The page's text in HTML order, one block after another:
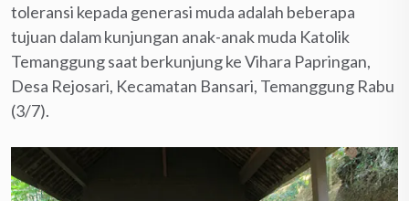
toleransi kepada generasi muda adalah beberapa
tujuan dalam kunjungan anak-anak muda Katolik
Temanggung saat berkunjung ke Vihara Papringan,
Desa Rejosari, Kecamatan Bansari, Temanggung Rabu
(3/7).